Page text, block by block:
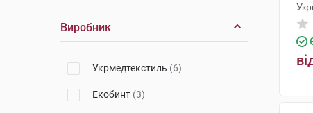
Виробник
Укрмедтекстиль (6)
Екобинт (3)